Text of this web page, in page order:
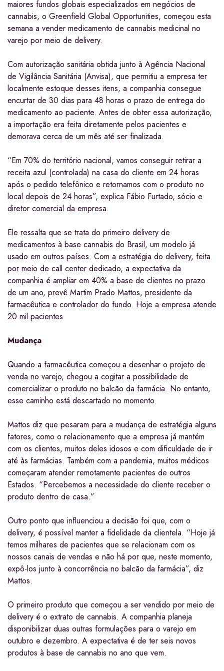
maiores fundos globais especializados em negócios de
cannabis, o Greenfield Global Opportunities, começou esta
semana a vender medicamento de cannabis medicinal no
varejo por meio de delivery.
Com autorização sanitária obtida junto à Agência Nacional
de Vigilância Sanitária (Anvisa), que permitiu a empresa ter
localmente estoque desses itens, a companhia consegue
encurtar de 30 dias para 48 horas o prazo de entrega do
medicamento ao paciente. Antes de obter essa autorização,
a importação era feita diretamente pelos pacientes e
demorava cerca de um mês até ser finalizada.
“Em 70% do território nacional, vamos conseguir retirar a
receita azul (controlada) na casa do cliente em 24 horas
após o pedido telefônico e retornamos com o produto no
local depois de 24 horas”, explica Fábio Furtado, sócio e
diretor comercial da empresa.
Ele ressalta que se trata do primeiro delivery de
medicamentos à base cannabis do Brasil, um modelo já
usado em outros países. Com a estratégia do delivery, feita
por meio de call center dedicado, a expectativa da
companhia é ampliar em 40% a base de clientes no prazo
de um ano, prevê Martim Prado Mattos, presidente da
farmacêutica e controlador do fundo. Hoje a empresa atende
20 mil pacientes
Mudança
Quando a farmacêutica começou a desenhar o projeto de
venda no varejo, chegou a cogitar a possibilidade de
comercializar o produto no balcão da farmácia. No entanto,
esse caminho está descartado no momento.
Mattos diz que pesaram para a mudança de estratégia alguns
fatores, como o relacionamento que a empresa já mantém
com os clientes, muitos deles idosos e com dificuldade de ir
até às farmácias. Também com a pandemia, muitos médicos
começaram atender remotamente pacientes de outros
Estados. “Percebemos a necessidade do cliente receber o
produto dentro de casa.”
Outro ponto que influenciou a decisão foi que, com o
delivery, é possível manter a fidelidade da clientela. “Hoje já
temos milhares de pacientes que se relacionam com os
nossos canais de vendas e não há por que, neste momento,
expô-los junto à concorrência no balcão da farmácia”, diz
Mattos.
O primeiro produto que começou a ser vendido por meio de
delivery é o extrato de cannabis. A companhia planeja
disponibilizar duas outras formulações para o varejo em
outubro e dezembro. A expectativa é de ter seis novos
produtos à base de cannabis no ano que vem.